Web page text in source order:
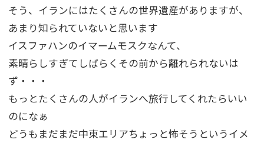
そう、イランにはたくさんの世界遺産がありますが、
あまり知られていないと思います
イスファハンのイマームモスクなんて、
素晴らしすぎてしばらくその前から離れられないは
ず・・・
もっとたくさんの人がイランへ旅行してくれたらいい
のになぁ
どうもまだまだ中東エリアちょっと怖そうというイメ